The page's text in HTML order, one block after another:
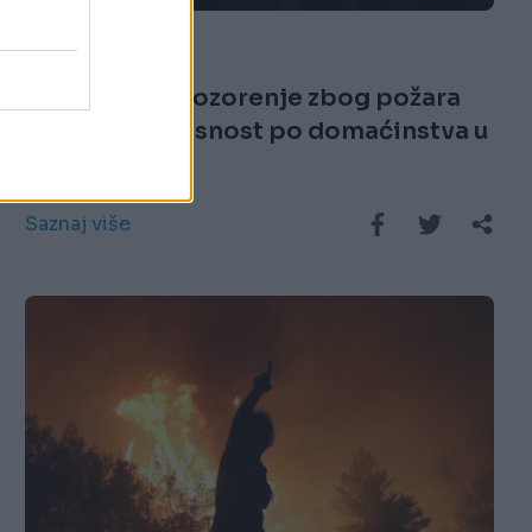
26.07.25. 17:17
MUP izdao upozorenje zbog požara
kod Niša: opasnost po domaćinstva u
Saznaj više